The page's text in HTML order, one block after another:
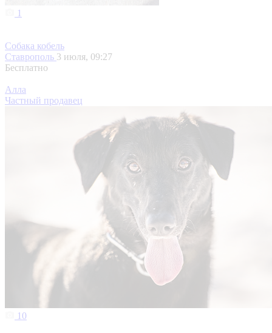
1
Собака кобель
Ставрополь 3 июля, 09:27
Бесплатно
Алла
Частный продавец
10